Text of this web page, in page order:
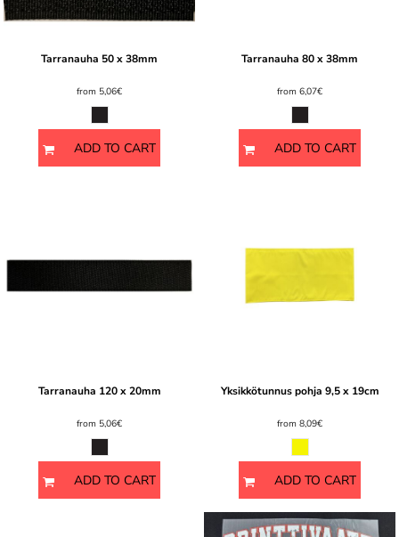
Tarranauha 50 x 38mm
from 5,06€
ADD TO CART
Tarranauha 80 x 38mm
from 6,07€
ADD TO CART
Tarranauha 120 x 20mm
from 5,06€
ADD TO CART
Yksikkötunnus pohja 9,5 x 19cm
from 8,09€
ADD TO CART